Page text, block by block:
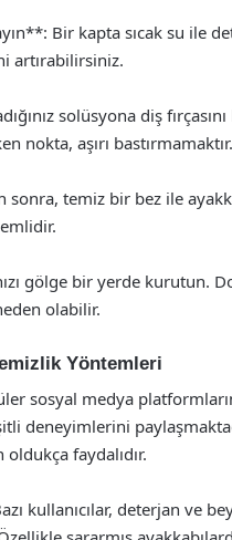
Bir kapta sıcak su ile
artırabilirsiniz.
solüsyona diş
nokta, aşırı bastırmamaktır.
temiz bir bez ile
gölge bir yerde kurutun.
olabilir.
Yöntemleri
sosyal medya
deneyimlerini
faydalıdır.
kullanıcılar, deterjan ve